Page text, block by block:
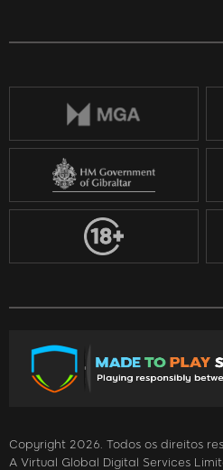
Copyright 2026. Todos os direitos
A Virtual Global Digital Services